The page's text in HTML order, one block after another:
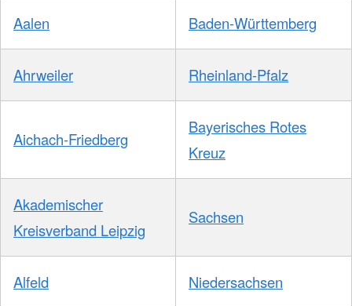
Aalen Baden-Württemberg
Ahrweiler Rheinland-Pfalz
Aichach-Friedberg
Bayerisches Rotes
Kreuz
Akademischer
Kreisverband Leipzig
Sachsen
Alfeld Niedersachsen